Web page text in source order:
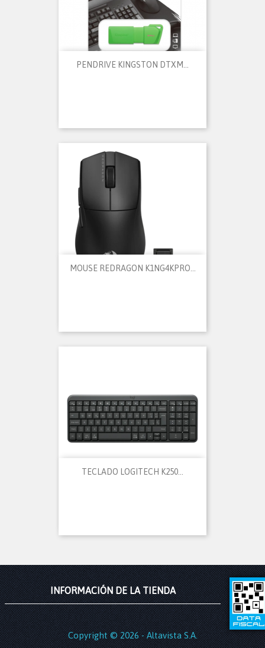
PENDRIVE KINGSTON DTXM...
MOUSE REDRAGON K1NG4KPRO...
TECLADO LOGITECH K250...
INFORMACIÓN DE LA TIENDA
Copyright © 2026 - Altavista S.A.